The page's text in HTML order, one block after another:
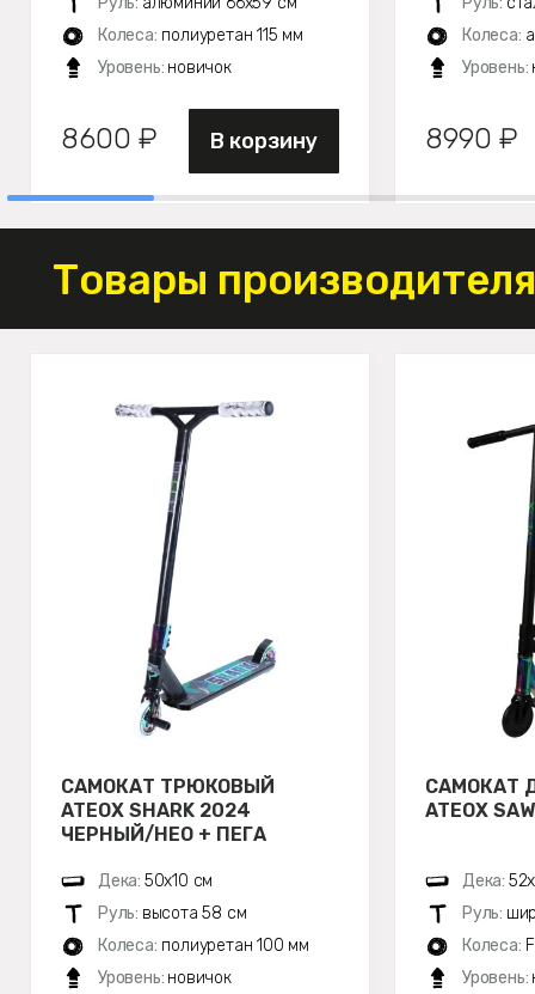
Колеса: полиуретан 115 мм
Уровень: новичок
8600 ₽ В корзину
Колеса:
Уровень:
8990 ₽
Товары
САМОКАТ ТРЮКОВЫЙ
ATEOX SHARK 2024
ЧЕРНЫЙ/НЕО + ПЕГА
Дека: 50х10 см
Руль: высота 58 см
Колеса: полиуретан 100 мм
Уровень: новичок
САМОКАТ
ATEOX
Дека:
Руль:
Колеса:
Уровень: